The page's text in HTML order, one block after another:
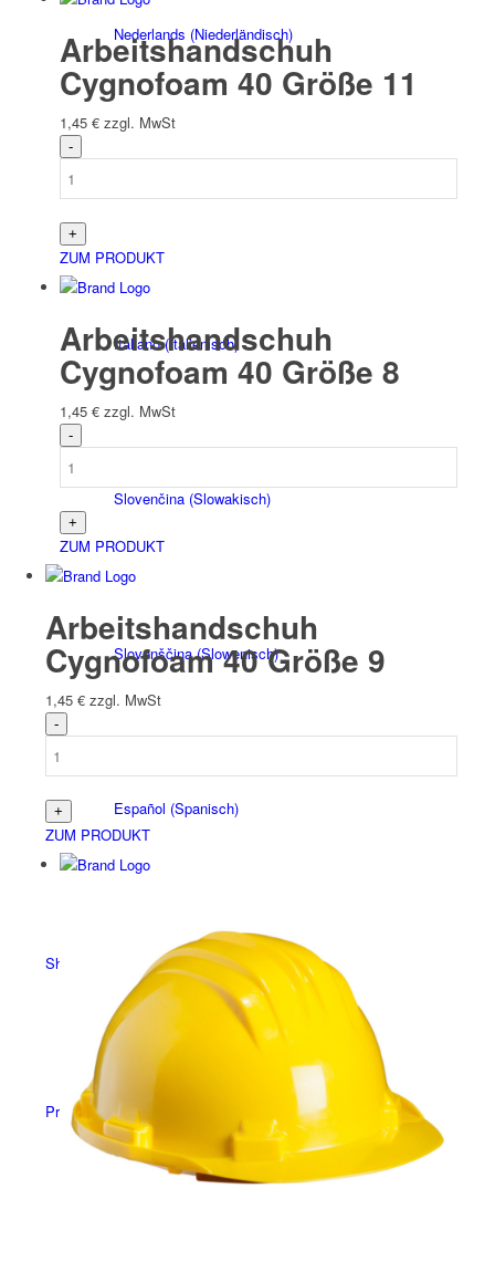
Nederlands (Niederländisch)
Italiano(Italienisch)
Slovenčina(Slowakisch)
Slovenščina(Slowenisch)
Español (Spanisch)
Shop-Übersicht
Produkte
Arbeitshandschuh
Cygnofoam 40 Größe 11
1,45 € zzgl. MwSt
ZUM PRODUKT
Arbeitshandschuh
Cygnofoam 40 Größe 8
1,45 € zzgl. MwSt
ZUM PRODUKT
Arbeitshandschuh
Cygnofoam 40 Größe 9
1,45 € zzgl. MwSt
ZUM PRODUKT